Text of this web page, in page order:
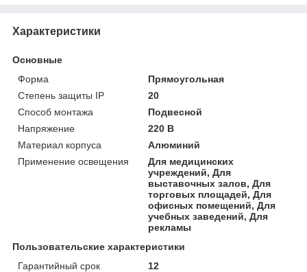
Характеристики
Основные
Форма
Прямоугольная
Степень защиты IP
20
Способ монтажа
Подвесной
Напряжение
220 В
Материал корпуса
Алюминий
Применение освещения
Для медицинских
учреждений, Для
выставочных залов, Для
торговых площадей, Для
офисных помещений, Для
учебных заведений, Для
рекламы
Пользовательские характеристики
Гарантийный срок
12